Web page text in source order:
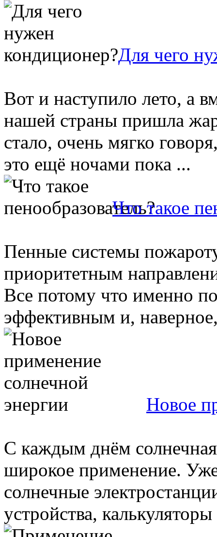
Для чего
Вот и наступило лето, а
нашей страны пришла
стало, очень мягко
это ещё ночами пока ...
Что такое
Пенные системы
приоритетным
Все потому что именно
эффективным и,
Новое
С каждым днём
широкое применение.
солнечные
устройства,